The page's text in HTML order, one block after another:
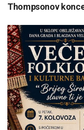
Thompsonov